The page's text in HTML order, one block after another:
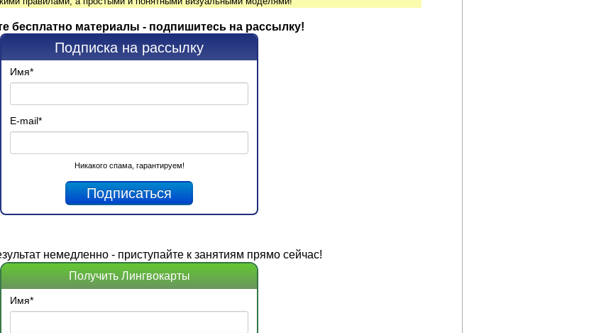
бесплатно материалы - подпишитесь на рассылку!
Подписка на рассылку
Имя*
E-mail*
Никакого спама, гарантируем!
немедленно - приступайте к занятиям прямо сейчас!
Получить Лингвокарты
Имя*